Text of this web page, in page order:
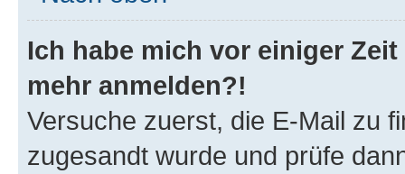
Ich habe mich vor einiger
mehr anmelden?!
Versuche zuerst, die E-Mail zu
zugesandt wurde und prüfe